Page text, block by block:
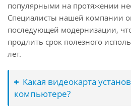
популярными на протяжении
Специалисты нашей компании
последующей модернизации,
продлить срок полезного
лет.
Какая видеокарта
компьютере?